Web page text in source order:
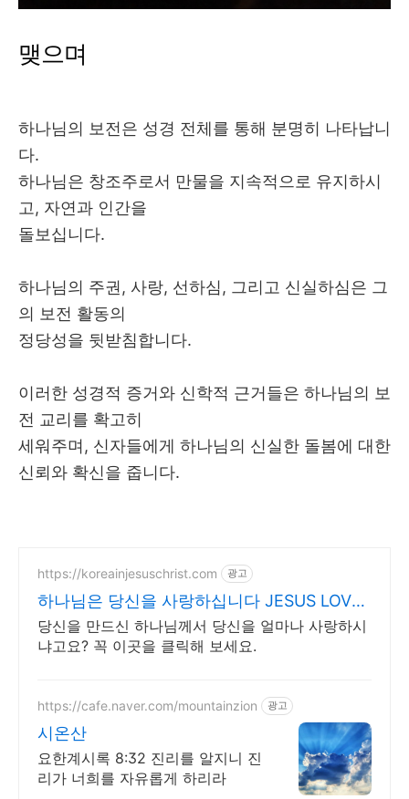
맺으며
하나님의 보전은 성경 전체를 통해 분명히 나타납니
다.
하나님은 창조주로서 만물을 지속적으로 유지하시
고 , 자연과 인간을
돌보십니다.
하나님의 주권 , 사랑, 선하심, 그리고 신실하심은 그
의 보전 활동의
정당성을 뒷받침합니다.
이러한 성경적 증거와 신학적 근거들은 하나님의 보
전 교리를 확고히
세워주며 , 신자들에게 하나님의 신실한 돌봄에 대한
신뢰와 확신을 줍니다.
https://koreainjesuschrist.com 광고
하나님은 당신을 사랑하십니다 JESUS LOVES
YOU
당신을 만드신 하나님께서 당신을 얼마나 사랑하시
냐고요? 꼭 이곳을 클릭해 보세요.
https://cafe.naver.com/mountainzion 광고
시온산
요한계시록 8:32 진리를 알지니 진
리가 너희를 자유롭게 하리라